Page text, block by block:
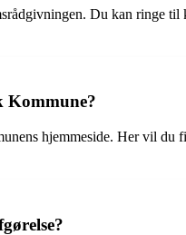
Du kan ringe
Kommune?
hjemmeside. Her vil du